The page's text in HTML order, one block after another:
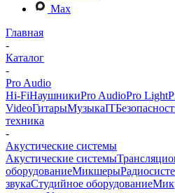
Max
Главная
-
Каталог
-
Pro Audio
Hi-FiНаушникиPro AudioPro Light
VideoГитарыМузыкаIT
техника
-
Акустические системы
Акустические системы
оборудованиеМикшеры
звукаСтудийное оборудование